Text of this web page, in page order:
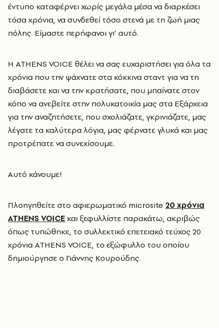
έντυπο καταφέρνει χωρίς μεγάλα μέσα να διαρκέσει
τόσα χρόνια, να συνδεθεί τόσο στενά με τη ζωή μιας
πόλης. Είμαστε περήφανοι γι’ αυτό.
H ATHENS VOICE θέλει να σας ευχαριστήσει για όλα τα
χρόνια που την ψάχνατε στα κόκκινα σταντ για να τη
διαβάσετε και να την κρατήσατε, που μπαίνατε στον
κόπο να ανεβείτε στην πολυκατοικία μας στα Εξάρχεια
για την αναζητήσετε, που σχολιάζατε, γκρινιάζατε, μας
λέγατε τα καλύτερα λόγια, μας φέρνατε γλυκά και μας
προτρέπατε να συνεχίσουμε.
Αυτό κάνουμε!
Πλοηγηθείτε στο αφιερωματικό microsite 20 χρόνια
ATHENS VOICE και ξεφυλλίστε παρακάτω, ακριβώς
όπως τυπώθηκε, το συλλεκτικό επετειακό τεύχος 20
χρόνια ATHENS VOICE, το εξώφυλλο του οποίου
δημιούργησε ο Γιάννης Κουρούδης.